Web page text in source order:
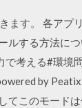
ます。 各アプ
ルする方法に
で考える#環境
by
てこのモード